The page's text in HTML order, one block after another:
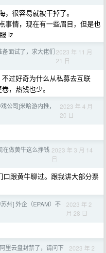
很容易就被干掉了。
事情，现在有一些眉目，但是也
lz
备面试了，求大佬们 2023 年 11 月
21 日
过好奇为什么从私募去互联
，热钱也少。
公司]米哈游内推，
2023 年 4 月
20 日
在做黄牛这么挣钱 2023 年 3 月 14
日
口跟黄牛聊过。跟我讲大部分票
州] 外企（EPAM）不
2023 年 2
月 28 日
里云盘封禁了，请问下
2023 年 2